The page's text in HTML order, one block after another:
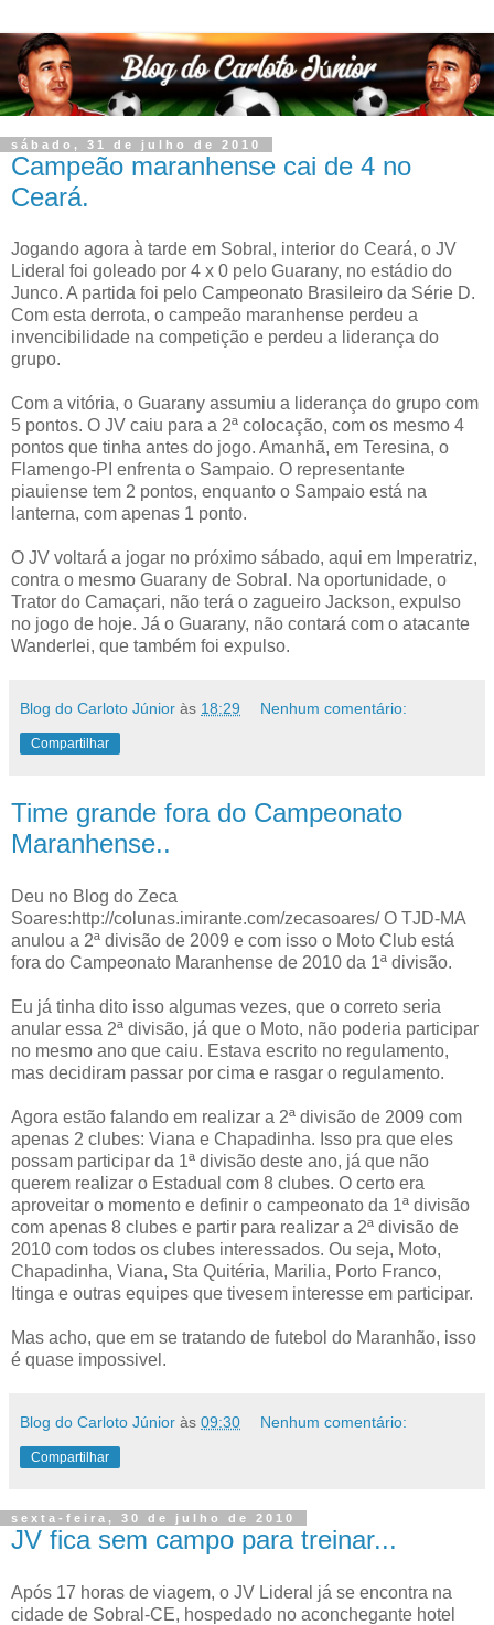
sábado, 31 de julho de 2010
Campeão maranhense cai de 4 no
Ceará.
Jogando agora à tarde em Sobral, interior do Ceará, o JV
Lideral foi goleado por 4 x 0 pelo Guarany, no estádio do
Junco. A partida foi pelo Campeonato Brasileiro da Série D.
Com esta derrota, o campeão maranhense perdeu a
invencibilidade na competição e perdeu a liderança do
grupo.
Com a vitória, o Guarany assumiu a liderança do grupo com
5 pontos. O JV caiu para a 2ª colocação, com os mesmo 4
pontos que tinha antes do jogo. Amanhã, em Teresina, o
Flamengo-PI enfrenta o Sampaio. O representante
piauiense tem 2 pontos, enquanto o Sampaio está na
lanterna, com apenas 1 ponto.
O JV voltará a jogar no próximo sábado, aqui em Imperatriz,
contra o mesmo Guarany de Sobral. Na oportunidade, o
Trator do Camaçari, não terá o zagueiro Jackson, expulso
no jogo de hoje. Já o Guarany, não contará com o atacante
Wanderlei, que também foi expulso.
Blog do Carloto Júnior às 18:29 Nenhum comentário:
Compartilhar
Time grande fora do Campeonato
Maranhense..
Deu no Blog do Zeca
Soares:http://colunas.imirante.com/zecasoares/ O TJD-MA
anulou a 2ª divisão de 2009 e com isso o Moto Club está
fora do Campeonato Maranhense de 2010 da 1ª divisão.
Eu já tinha dito isso algumas vezes, que o correto seria
anular essa 2ª divisão, já que o Moto, não poderia participar
no mesmo ano que caiu. Estava escrito no regulamento,
mas decidiram passar por cima e rasgar o regulamento.
Agora estão falando em realizar a 2ª divisão de 2009 com
apenas 2 clubes: Viana e Chapadinha. Isso pra que eles
possam participar da 1ª divisão deste ano, já que não
querem realizar o Estadual com 8 clubes. O certo era
aproveitar o momento e definir o campeonato da 1ª divisão
com apenas 8 clubes e partir para realizar a 2ª divisão de
2010 com todos os clubes interessados. Ou seja, Moto,
Chapadinha, Viana, Sta Quitéria, Marilia, Porto Franco,
Itinga e outras equipes que tivesem interesse em participar.
Mas acho, que em se tratando de futebol do Maranhão, isso
é quase impossivel.
Blog do Carloto Júnior às 09:30 Nenhum comentário:
Compartilhar
sexta-feira, 30 de julho de 2010
JV fica sem campo para treinar...
Após 17 horas de viagem, o JV Lideral já se encontra na
cidade de Sobral-CE, hospedado no aconchegante hotel